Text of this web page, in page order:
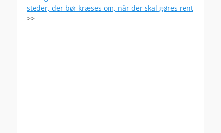
steder, der bør kræses om, når der skal gøres rent
>>